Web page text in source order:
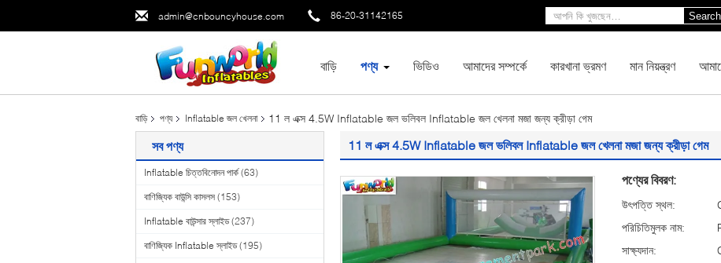
admin@cnbouncyhouse.com 86-20-31142165 Search
বাড়ি পণ্য ভিডিও আমাদের সম্পর্কে কারখানা ভ্রমণ মান নিয়ন্ত্রণ
বাড়ি পণ্য Inflatable জল খেলনা 11 ল এক্স 4.5W Inflatable জল ভলিবল Inflatable জল খেলনা মজা জন্য ক্রীড়া গেম
সব পণ্য
Inflatable চিত্তবিনোদন পার্ক (63)
বাণিজ্যিক বাউন্সি কাসলস (153)
Inflatable বাউন্সার স্লাইড (237)
বাণিজ্যিক Inflatable স্লাইড (195)
11 ল এক্স 4.5W Inflatable জল ভলিবল Inflatable জল খেলনা মজা জন্য ক্রীড়া গেম
পণ্যের বিবরণ:
উৎপত্তি স্থল:
পরিচিতিমুলক নাম:
সাক্ষ্যদান: